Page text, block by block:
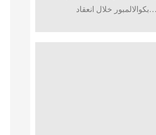
بكوالالمبور خلال انعقاد…